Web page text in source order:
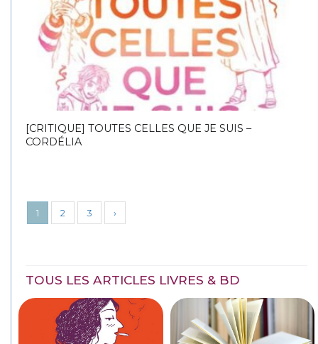
[CRITIQUE] TOUTES CELLES QUE JE SUIS –
CORDÉLIA
1 2 3 ›
TOUS LES ARTICLES LIVRES & BD